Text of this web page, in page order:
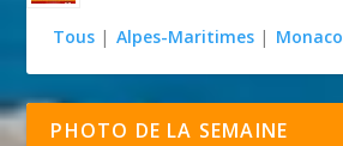
Tous | Alpes-Maritimes | Monaco
PHOTO DE LA SEMAINE